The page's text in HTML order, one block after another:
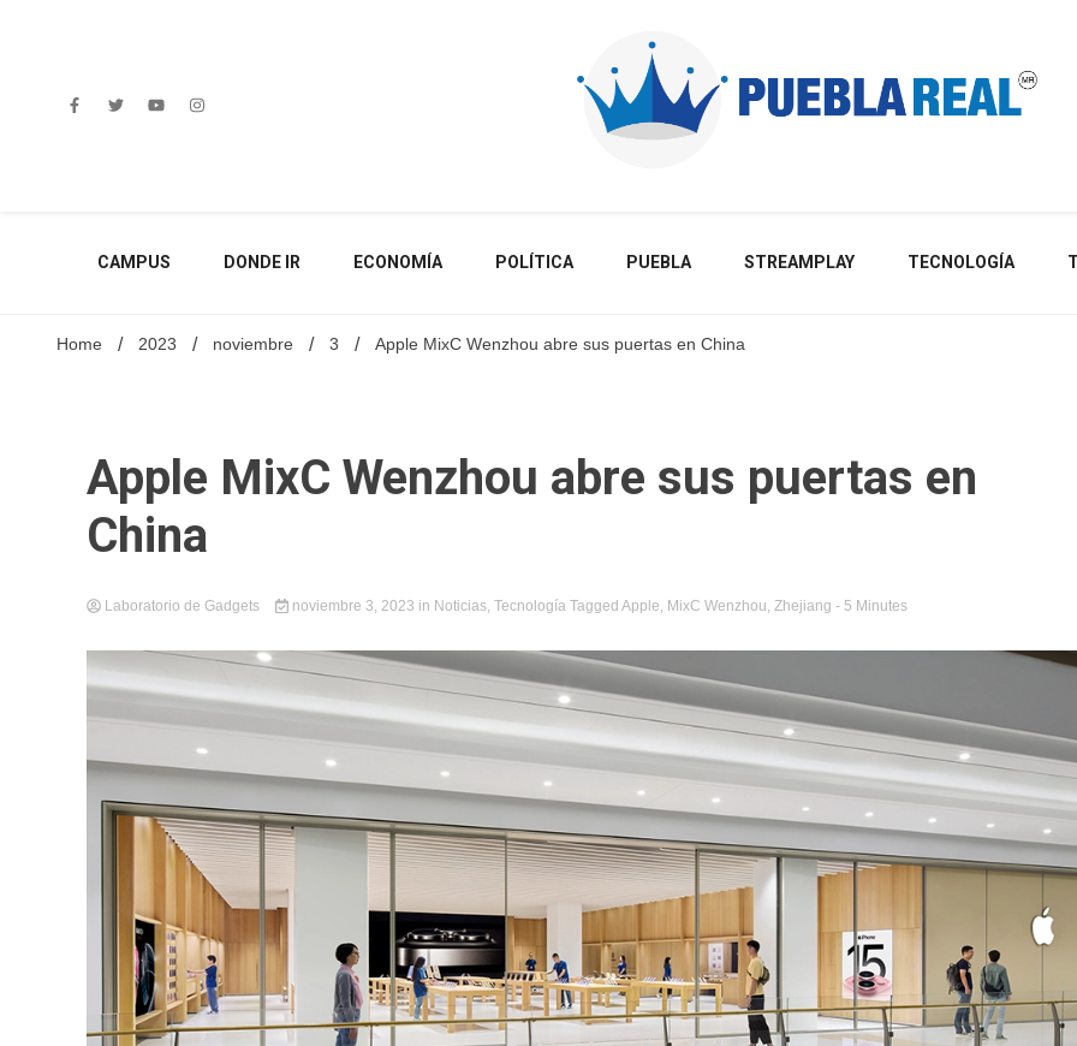
CAMPUS DONDE IR ECONOMÍA POLÍTICA PUEBLA STREAMPLAY TECNOLOGÍA
Home 2023 noviembre 3 Apple MixC Wenzhou abre sus puertas en China
Apple MixC Wenzhou abre sus puertas en
China
Laboratorio de Gadgets noviembre 3, 2023 in Noticias, Tecnología Tagged Apple, MixC Wenzhou, Zhejiang - 5 Minutes